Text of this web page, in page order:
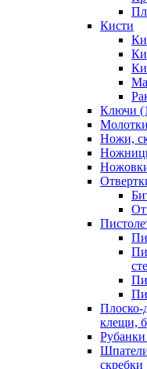
Кисти
Ключи
Ножи,
Плоско-
клещи,
Рубанки
скребки